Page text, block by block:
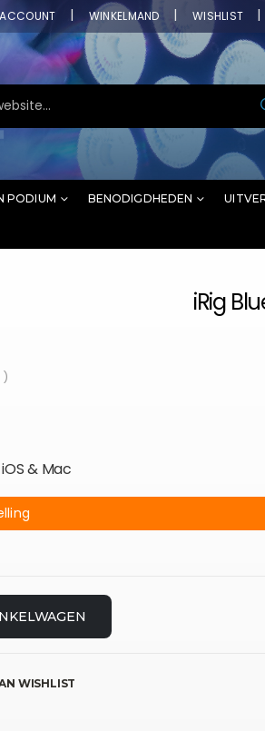
ACCOUNT WINKELMAND WISHLIST
PODIUM BENODIGDHEDEN
iRig
)
& Mac
WISHLIST